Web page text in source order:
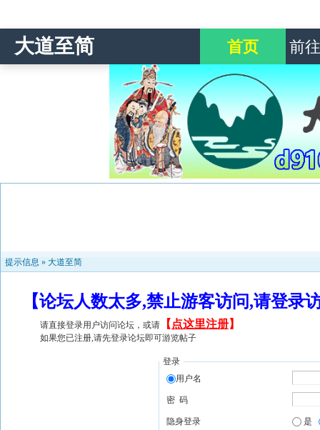
大道至简 首页 前
提示信息 » 大道至简
【论坛人数太多,禁止游客访问,请登
请直接登录用户访问论坛，或请 【 点这里注册】
如果您已注册,请先登录论坛即可游览帖子
登录
用户名
密 码
隐身登录 是